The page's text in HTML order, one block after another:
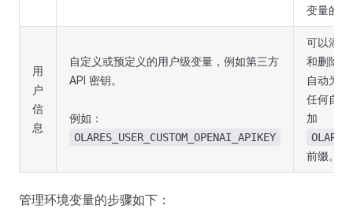
变量的值
用
户
信
息
自定义或预定义的用户级变量，例如第三方
API 密钥。
例如：
OLARES_USER_CUSTOM_OPENAI_APIKEY
可以添
和删除
自动为
任何自
加
前缀。
管理环境变量的步骤如下：